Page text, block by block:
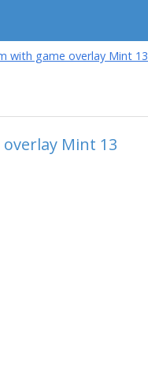
with game overlay Mint 13
Mint 13